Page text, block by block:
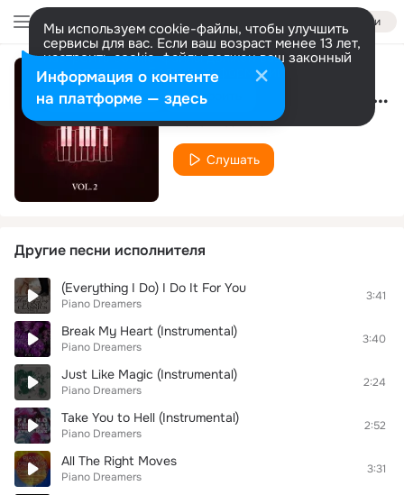
Войти
Мы используем cookie-файлы, чтобы улучшить
сервисы для вас. Если ваш возраст менее 13 лет,
настроить cookie-файлы должен ваш законный
представитель. Больше информации
Разрешить все Настроить Stay With Me (Piano Verison) [Made Famous By Sam Smith]
Piano Dreamers
Слушать
Другие песни исполнителя
(Everything I Do) I Do It For You
Piano Dreamers
3:41
Break My Heart (Instrumental)
Piano Dreamers
3:40
Just Like Magic (Instrumental)
Piano Dreamers
2:24
Take You to Hell (Instrumental)
Piano Dreamers
2:52
All The Right Moves
Piano Dreamers
3:31
Информация о контенте
на платформе — здесь